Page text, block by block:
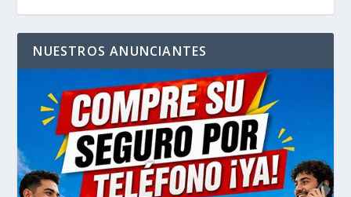
NUESTROS ANUNCIANTES